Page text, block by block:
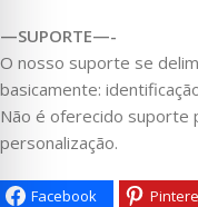
—SUPORTE—-
O nosso suporte se
basicamente:
Não é oferecido suporte
personalização.
Facebook